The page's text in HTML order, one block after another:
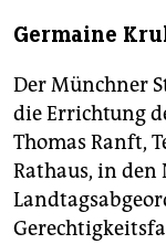
Germaine
Der Münchner
die Errichtung
Thomas Ranft,
Rathaus, in den